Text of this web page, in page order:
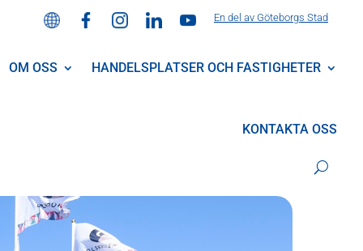
En del av Göteborgs Stad
OM OSS HANDELSPLATSER OCH FASTIGHETER
KONTAKTA OSS